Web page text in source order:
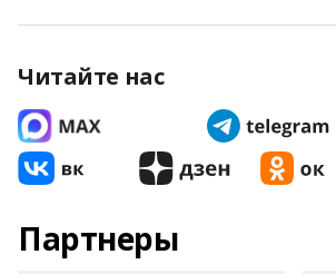
Читайте нас
Партнеры